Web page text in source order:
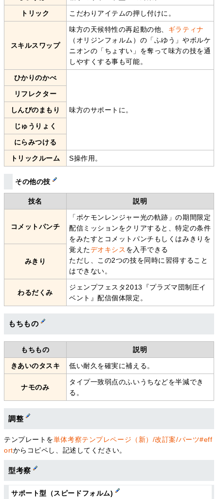
トリック こだわりアイテムの押し付けに。
スキルスワップ
味方の天候特性の再起動の他、 ギラティナ
（オリジンフォルム）の「ふゆう」やボルケ
ニオンの「ちょすい」を奪って味方の技を通
しやすくする事も可能。
ひかりのかべ
味方のサポートに。
リフレクター
しんぴのまもり
じゅうりょく
にらみつける
トリックルーム S操作用。
その他の技
技名 説明
コメットパンチ
「ポケモンレンジャー光の軌跡」の期間限定
配信ミッションをクリアすると、特定の条件
をみたすとコメットパンチもしくはみきりを
覚えたデオキシス を入手できる
ただし、この2つの技を同時に習得すること
はできない。
みきり
わるだくみ
ジェンプフェスタ2013『プラズマ団制圧イ
ベント』配信個体限定。
もちもの
もちもの 説明
きあいのタスキ 低い耐久を確実に補える。
ナモのみ
タイプ一致弱点のふいうちなどを半減でき
る。
調整
テンプレートを単体考察テンプレページ（新）/改訂案/パーツ#eff
ortからコピペし、記述してください。
型考察
サポート型（スピードフォルム)